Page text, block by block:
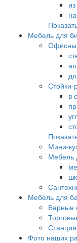
Мебель для
Стойки-
в
Мини-
Мебель
Мебель для
Барные
Фото наших